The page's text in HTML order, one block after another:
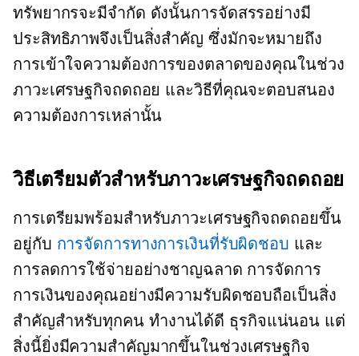
ทรัพยากรจะมีจำกัด ดังนั้นการจัดสรรอย่างมี
ประสิทธิภาพจึงเป็นสิ่งสำคัญ ซึ่งมักจะหมายถึง
การเข้าใจความต้องการของตลาดของคุณในช่วง
ภาวะเศรษฐกิจถดถอย และวิธีที่คุณจะตอบสนอง
ความต้องการเหล่านั้น
วิธีเตรียมตัวสำหรับภาวะเศรษฐกิจถดถอย
การเตรียมพร้อมสำหรับภาวะเศรษฐกิจถดถอยขึ้น
อยู่กับ การจัดการทางการเงินที่รับผิดชอบ และ
การลดการใช้จ่ายอย่างชาญฉลาด การจัดการ
การเงินของคุณอย่างมีความรับผิดชอบถือเป็นสิ่ง
สำคัญสำหรับทุกคน ทำงานได้ดี ธุรกิจแน่นอน แต่
สิ่งนี้ยิ่งมีความสำคัญมากขึ้นในช่วงเศรษฐกิจ